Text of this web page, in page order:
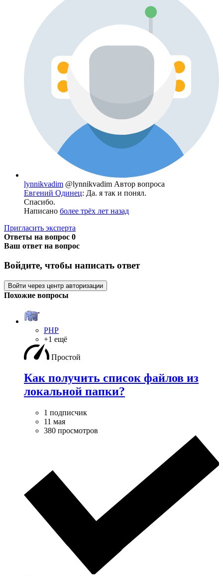
lynnikvadim @lynnikvadim Автор вопроса
Евгений Одинец: Да. я так и понял.
Спасибо.
Написано более трёх лет назад
Пригласить эксперта
Ответы на вопрос 0
Ваш ответ на вопрос
Войдите, чтобы написать ответ
Войти через центр авторизации
Похожие вопросы
PHP
+1 ещё
Простой
Как получить список файлов из
локальной папки?
1 подписчик
11 мая
380 просмотров